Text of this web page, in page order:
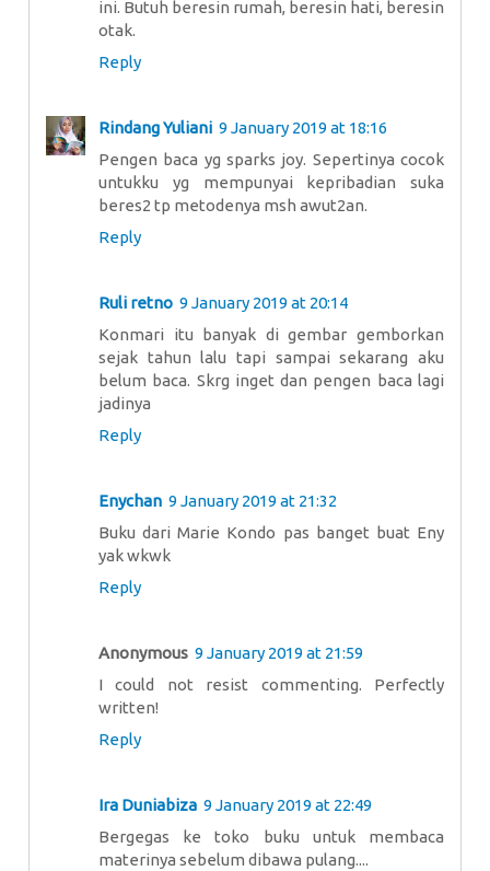
ini. Butuh beresin rumah, beresin hati, beresin
otak.
Reply
Rindang Yuliani 9 January 2019 at 18:16
Pengen baca yg sparks joy. Sepertinya cocok
untukku yg mempunyai kepribadian suka
beres2 tp metodenya msh awut2an.
Reply
Ruli retno 9 January 2019 at 20:14
Konmari itu banyak di gembar gemborkan
sejak tahun lalu tapi sampai sekarang aku
belum baca. Skrg inget dan pengen baca lagi
jadinya
Reply
Enychan 9 January 2019 at 21:32
Buku dari Marie Kondo pas banget buat Eny
yak wkwk
Reply
Anonymous 9 January 2019 at 21:59
I could not resist commenting. Perfectly
written!
Reply
Ira Duniabiza 9 January 2019 at 22:49
Bergegas ke toko buku untuk membaca
materinya sebelum dibawa pulang....